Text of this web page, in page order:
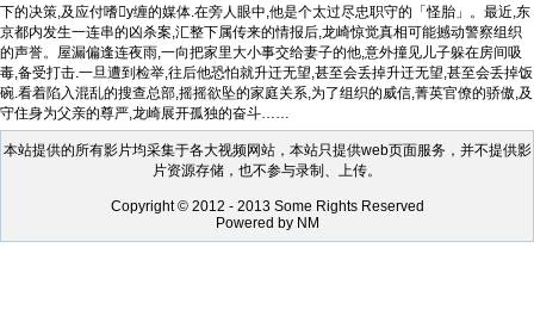
下的决策,及应付嗜y缠的媒体.在旁人眼中,他是个太过尽忠职守的「怪胎」。最近,东
京都内发生一连串的凶杀案,汇整下属传来的情报后,龙崎惊觉真相可能撼动警察组织
的声誉。屋漏偏逢连夜雨,一向把家里大小事交给妻子的他,意外撞见儿子躲在房间吸
毒,备受打击.一旦遭到检举,往后他恐怕就升迁无望,甚至会丢掉升迁无望,甚至会丢掉饭
碗.看着陷入混乱的搜查总部,摇摇欲坠的家庭关系,为了组织的威信,菁英官僚的骄傲,及
守住身为父亲的尊严,龙崎展开孤独的奋斗……
本站提供的所有影片均采集于各大视频网站，本站只提供web页面服务，并不提供影
片资源存储，也不参与录制、上传。
Copyright © 2012 - 2013 Some Rights Reserved
Powered by NM